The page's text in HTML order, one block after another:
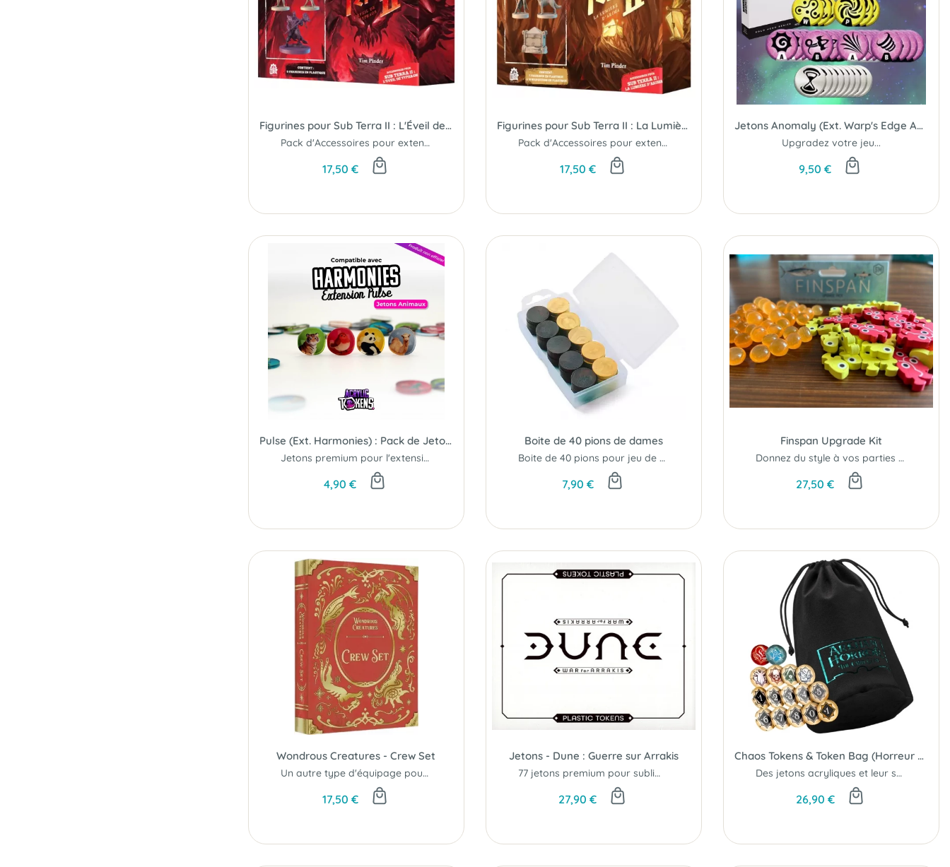
Figurines pour Sub Terra II : L'Éveil de Typhaon
Pack d'Accessoires pour extension...
17,50 €
Figurines pour Sub Terra II : La Lumière d'Arima
Pack d'Accessoires pour extension...
17,50 €
Jetons Anomaly (Ext. Warp's Edge Anomaly)
Upgradez votre jeu...
9,50 €
Pulse (Ext. Harmonies) : Pack de Jetons Acryliques
Jetons premium pour l'extension Harmonies : Pulse...
4,90 €
Boite de 40 pions de dames
Boite de 40 pions pour jeu de dames
7,90 €
Finspan Upgrade Kit
Donnez du style à vos parties de Finspan !
27,50 €
Wondrous Creatures - Crew Set
Un autre type d'équipage pour chaque joueur...
17,50 €
Jetons - Dune : Guerre sur Arrakis
77 jetons premium pour sublimer vos parties...
27,90 €
Chaos Tokens & Token Bag (Horreur à Arkham JCE)
Des jetons acryliques et leur sac de rangement pour Horreur à Arkham JCE...
26,90 €